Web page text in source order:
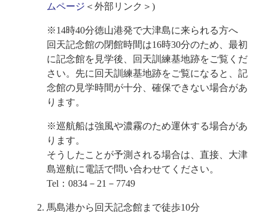
ムページ ＜外部リンク＞ )
※14時40分徳山港発で大津島に来られる方へ
回天記念館の閉館時間は16時30分のため、最初
に記念館を見学後、回天訓練基地跡をご覧くだ
さい。先に回天訓練基地跡をご覧になると、記
念館の見学時間が十分、確保できない場合があ
ります。
※巡航船は強風や濃霧のため運休する場合があ
ります。
そうしたことが予測される場合は、直接、大津
島巡航に電話で問い合わせてください。
Tel：0834－21－7749
馬島港から回天記念館まで徒歩10分